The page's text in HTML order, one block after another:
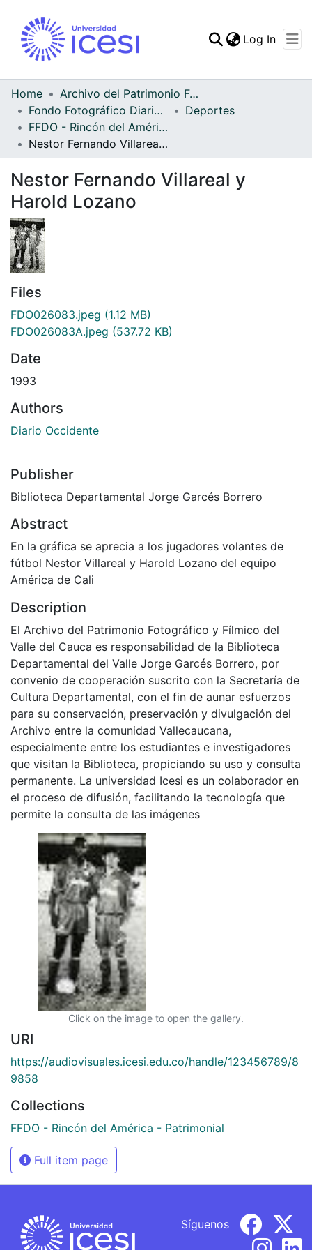
Statistics
Log In
Home
Archivo del Patrimonio Fotográfico y Fílmico del Valle del Cauca
Fondo Fotográfico Diario Occidente
Deportes
FFDO - Rincón del América - Patrimonial
Nestor Fernando Villareal y Harold Lozano
Nestor Fernando Villareal y
Harold Lozano
Files
FDO026083.jpeg (1.12 MB)
FDO026083A.jpeg (537.72 KB)
Date
1993
Authors
Diario Occidente
Publisher
Biblioteca Departamental Jorge Garcés Borrero
Abstract
En la gráfica se aprecia a los jugadores volantes de
fútbol Nestor Villareal y Harold Lozano del equipo
América de Cali
Description
El Archivo del Patrimonio Fotográfico y Fílmico del
Valle del Cauca es responsabilidad de la Biblioteca
Departamental del Valle Jorge Garcés Borrero, por
convenio de cooperación suscrito con la Secretaría de
Cultura Departamental, con el fin de aunar esfuerzos
para su conservación, preservación y divulgación del
Archivo entre la comunidad Vallecaucana,
especialmente entre los estudiantes e investigadores
que visitan la Biblioteca, propiciando su uso y consulta
permanente. La universidad Icesi es un colaborador en
el proceso de difusión, facilitando la tecnología que
permite la consulta de las imágenes
Click on the image to open the gallery.
URI
https://audiovisuales.icesi.edu.co/handle/123456789/8
9858
Collections
FFDO - Rincón del América - Patrimonial
Full item page
Síguenos